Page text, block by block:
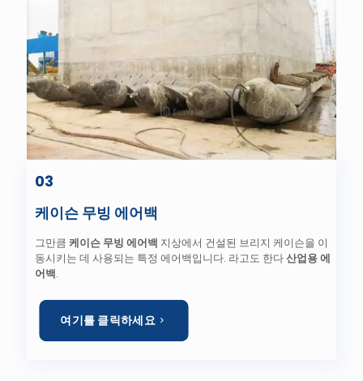
03
케이슨 무빙 에어백
그만큼 케이슨 무빙 에어백 지상에서 건설된 브리지 케이슨을 이
동시키는 데 사용되는 특정 에어백입니다. 라고도 한다산업용 에
어백.
여기를 클릭하세요